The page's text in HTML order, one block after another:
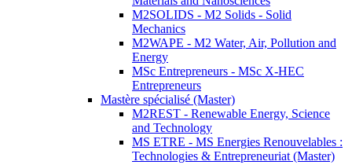
M2SOLIDS - M2 Solids - Solid
Mechanics
M2WAPE - M2 Water, Air, Pollution and
Energy
MSc Entrepreneurs - MSc X-HEC
Entrepreneurs
Mastère spécialisé (Master)
M2REST - Renewable Energy, Science
and Technology
MS ETRE - MS Energies Renouvelables :
Technologies & Entrepreneuriat (Master)